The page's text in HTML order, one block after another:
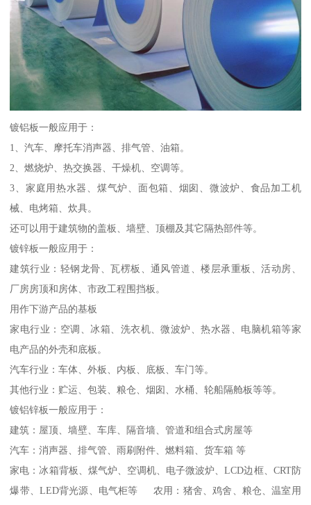
镀铝板一般应用于：
1、汽车、摩托车消声器、排气管、油箱。
2、燃烧炉、热交换器、干燥机、空调等。
3、家庭用热水器、煤气炉、面包箱、烟囱、微波炉、食品加工机
械、电烤箱、炊具。
还可以用于建筑物的盖板、墙壁、顶棚及其它隔热部件等。
镀锌板一般应用于：
建筑行业：轻钢龙骨、瓦楞板、通风管道、楼层承重板、活动房、
厂房房顶和房体、市政工程围挡板。
用作下游产品的基板
家电行业：空调、冰箱、洗衣机、微波炉、热水器、电脑机箱等家
电产品的外壳和底板。
汽车行业：车体、外板、内板、底板、车门等。
其他行业：贮运、包装、粮仓、烟囱、水桶、轮船隔舱板等等。
镀铝锌板一般应用于：
建筑：屋顶、墙壁、车库、隔音墙、管道和组合式房屋等
汽车：消声器、排气管、雨刷附件、燃料箱、货车箱 等
家电：冰箱背板、煤气炉、空调机、电子微波炉、LCD边框、CRT防
爆带、LED背光源、电气柜等 农用：猪舍、鸡舍、粮仓、温室用